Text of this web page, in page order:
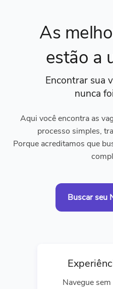
As
estão a
Encontrar sua
nunca
Aqui você encontra as
processo simples,
Porque acreditamos que
Buscar seu
Navegue